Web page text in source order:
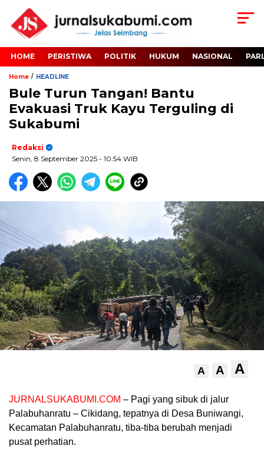
HOME PERISTIWA POLITIK HUKUM NASIONAL
Home / HEADLINE
Bule Turun Tangan! Bantu
Evakuasi Truk Kayu Terguling di
Sukabumi
Redaksi
Senin, 8 September 2025 - 10:54 WIB
A A A
JURNALSUKABUMI.COM – Pagi yang sibuk di jalur
Palabuhanratu – Cikidang, tepatnya di Desa Buniwangi,
Kecamatan Palabuhanratu, tiba-tiba berubah menjadi
pusat perhatian.